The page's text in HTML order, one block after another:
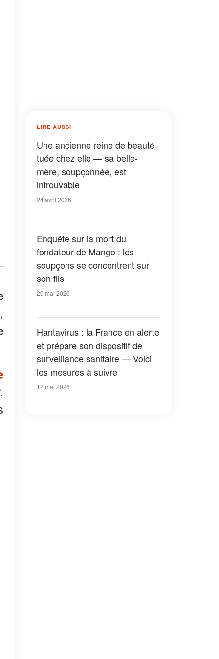
LIRE AUSSI
Une ancienne reine de beauté
tuée chez elle — sa belle-
mère, soupçonnée, est
introuvable
24 avril 2026
Enquête sur la mort du
fondateur de Mango : les
soupçons se concentrent sur
son fils
20 mai 2026
Hantavirus : la France en alerte
et prépare son dispositif de
surveillance sanitaire — Voici
les mesures à suivre
12 mai 2026